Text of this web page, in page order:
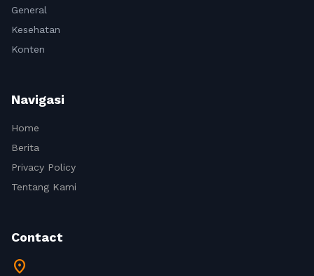
General
Kesehatan
Konten
Navigasi
Home
Berita
Privacy Policy
Tentang Kami
Contact
location_on